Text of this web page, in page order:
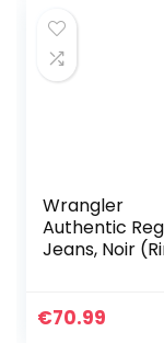
Wrangler
Authentic
Jeans, Noir
€70.99